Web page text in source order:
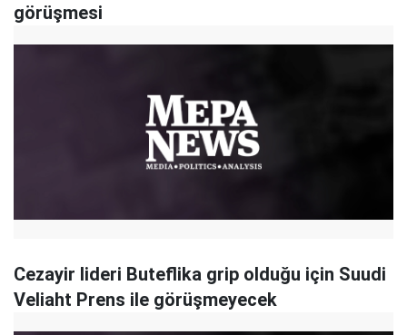
görüşmesi
Cezayir lideri Buteflika grip olduğu için Suudi
Veliaht Prens ile görüşmeyecek